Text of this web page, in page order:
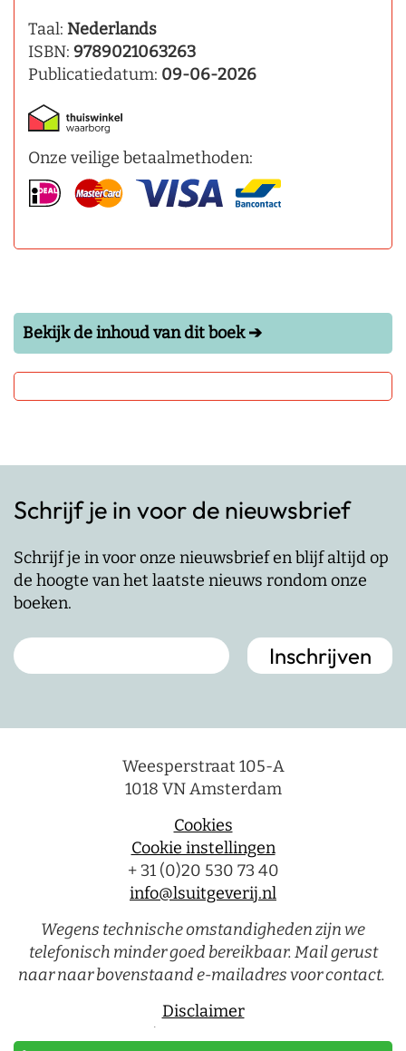
Taal: Nederlands
ISBN: 9789021063263
Publicatiedatum: 09-06-2026
Onze veilige betaalmethoden:
Bekijk de inhoud van dit boek ➔
Schrijf je in voor de nieuwsbrief
Schrijf je in voor onze nieuwsbrief en blijf altijd op
de hoogte van het laatste nieuws rondom onze
boeken.
Weesperstraat 105-A
1018 VN Amsterdam
Cookies
Cookie instellingen
+ 31 (0)20 530 73 40
info@lsuitgeverij.nl
Wegens technische omstandigheden zijn we
telefonisch minder goed bereikbaar. Mail gerust
naar naar bovenstaand e-mailadres voor contact.
Disclaimer
Privacystatement